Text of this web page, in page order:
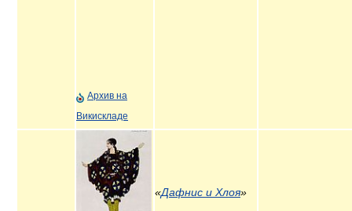
Архив на
Викискладе
«Дафнис и Хлоя»